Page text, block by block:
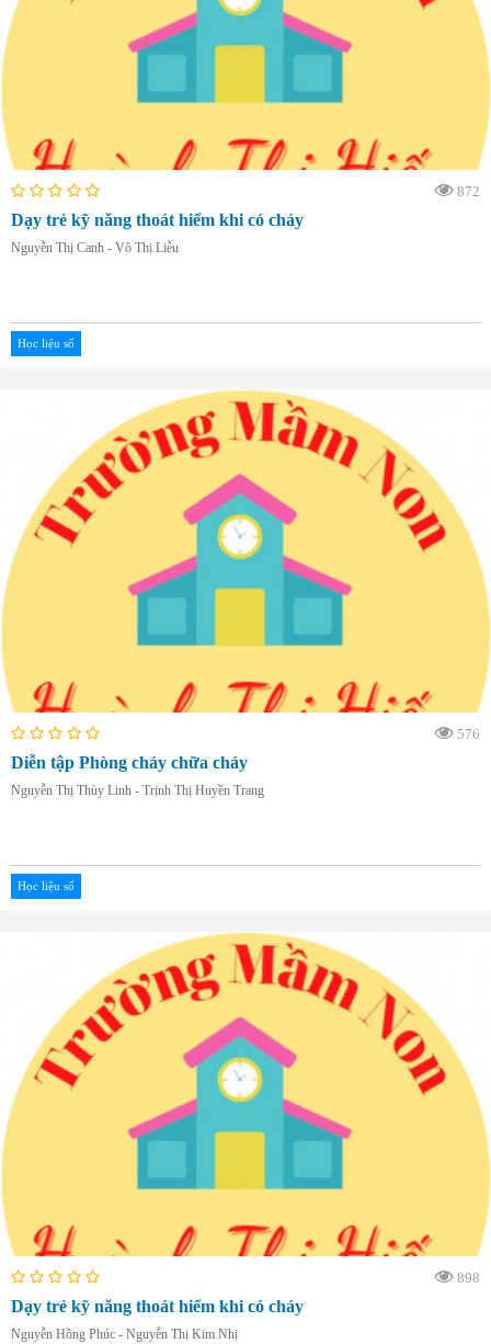
872
Dạy trẻ kỹ năng thoát hiểm khi có cháy
Nguyễn Thị Canh - Võ Thị Liễu
Học liệu số
576
Diễn tập Phòng cháy chữa cháy
Nguyễn Thị Thùy Linh - Trịnh Thị Huyền Trang
Học liệu số
898
Dạy trẻ kỹ năng thoát hiểm khi có cháy
Nguyễn Hồng Phúc - Nguyễn Thị Kim Nhị